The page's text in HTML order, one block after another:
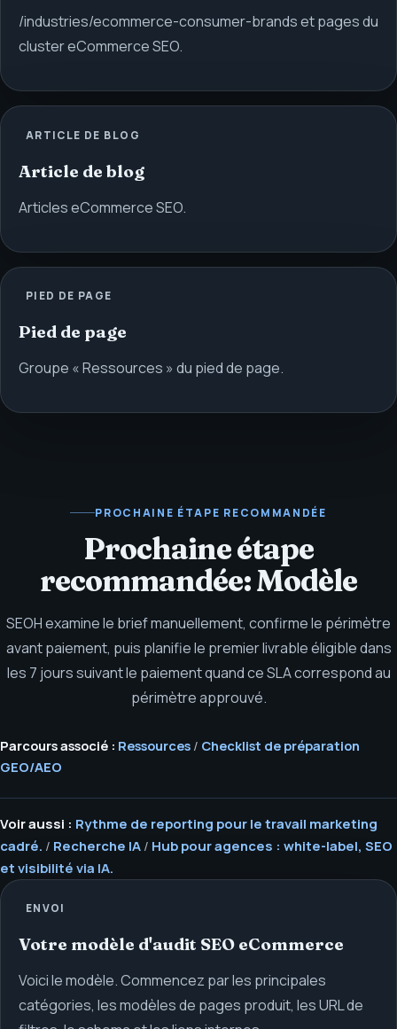
/industries/ecommerce-consumer-brands et pages du
cluster eCommerce SEO.
ARTICLE DE BLOG
Article de blog
Articles eCommerce SEO.
PIED DE PAGE
Pied de page
Groupe « Ressources » du pied de page.
PROCHAINE ÉTAPE RECOMMANDÉE
Prochaine étape
recommandée: Modèle
SEOH examine le brief manuellement, confirme le périmètre
avant paiement, puis planifie le premier livrable éligible dans
les 7 jours suivant le paiement quand ce SLA correspond au
périmètre approuvé.
Parcours associé : Ressources / Checklist de préparation
GEO/AEO
Voir aussi : Rythme de reporting pour le travail marketing
cadré. / Recherche IA / Hub pour agences : white-label, SEO
et visibilité via IA.
ENVOI
Votre modèle d'audit SEO eCommerce
Voici le modèle. Commencez par les principales
catégories, les modèles de pages produit, les URL de